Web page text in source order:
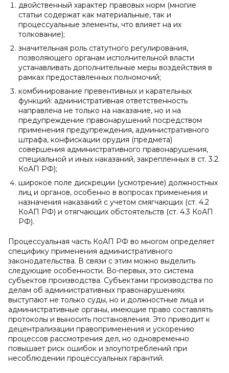
двойственный характер правовых норм (многие
статьи содержат как материальные, так и
процессуальные элементы, что влияет на их
толкование);
значительная роль статутного регулирования,
позволяющего органам исполнительной власти
устанавливать дополнительные меры воздействия в
рамках предоставленных полномочий;
комбинирование превентивных и карательных
функций: административная ответственность
направлена не только на наказание, но и на
предупреждение правонарушений посредством
применения предупреждения, административного
штрафа, конфискации орудия (предмета)
совершения административного правонарушения,
специальной и иных наказаний, закрепленных в ст. 3.2.
КоАП РФ);
широкое поле дискреции (усмотрение) должностных
лиц и органов, особенно в вопросах применения и
назначения наказаний с учетом смягчающих (ст. 4.2
КоАП РФ) и отягчающих обстоятельств (ст. 4.3 КоАП
РФ).
Процессуальная часть КоАП РФ во многом определяет
специфику применения административного
законодательства. В связи с этим можно выделить
следующие особенности. Во-первых, это система
субъектов производства. Субъектами производства по
делам об административных правонарушениях
выступают не только суды, но и должностные лица и
административные органы, имеющие право составлять
протоколы и выносить постановления. Это приводит к
децентрализации правоприменения и ускорению
процессов рассмотрения дел, но одновременно
повышает риск ошибок и злоупотреблений при
несоблюдении процессуальных гарантий.